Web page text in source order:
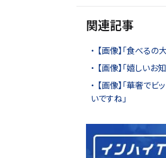
関連記事
【画像】「食べるの
【画像】「嬉しい
【画像】「華奢で
いですね」